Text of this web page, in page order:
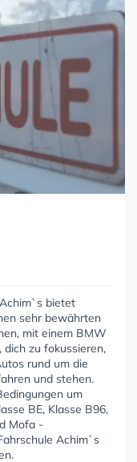
bietet
sehr bewährten
mit einem BMW
zu fokussieren,
rund um die
und stehen.
um
BE, Klasse B96,
Mofa -
Achim`s